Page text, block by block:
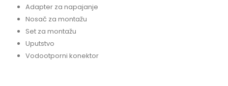
Adapter za napajanje
Nosač za montažu
Set za montažu
Uputstvo
Vodootporni konektor